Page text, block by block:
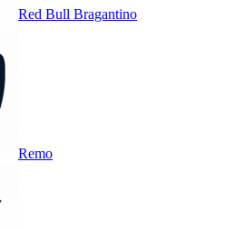
Red Bull Bragantino
Remo